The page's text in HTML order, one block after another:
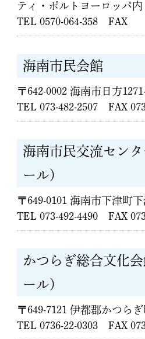
ティ・ポルトヨーロッパ内
TEL 0570-064-358 FAX
海南市民会館
〒642-0002 海南市日方
TEL 073-482-2507 FAX
海南市民交流セン
ール)
〒649-0101 海南市下津町下
TEL 073-492-4490 FAX
かつらぎ総合文化
ール)
〒649-7121 伊都郡かつら
TEL 0736-22-0303 FAX